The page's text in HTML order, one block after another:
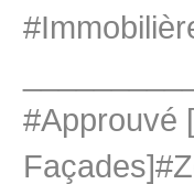
#Approuvé